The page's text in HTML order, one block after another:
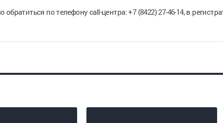
по телефону call-центра: +7 (8422) 27-46-14, в